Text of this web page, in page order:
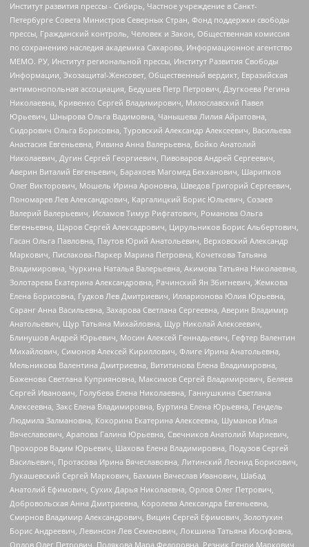
Институт развития прессы - Сибирь, Частное учреждение в Санкт-
Петербурге Совета Министров Северных Стран, Фонд поддержки свободы
прессы, Гражданский контроль, Человек и Закон, Общественная комиссия
по сохранению наследия академика Сахарова, Информационное агентство
МЕМО. РУ, Институт региональной прессы, Институт Развития Свободы
Информации, Экозащита!-Женсовет, Общественный вердикт, Евразийская
антимонопольная ассоциация, Бедушев Петр Петрович, Дзугкоева Регина
Николаевна, Кривенко Сергей Владимирович, Милославский Павел
Юрьевич, Шнырова Ольга Вадимовна, Чанышева Лилия Айратовна,
Сидорович Ольга Борисовна, Туровский Александр Алексеевич, Васильева
Анастасия Евгеньевна, Ривина Анна Валерьевна, Бойко Анатолий
Николаевич, Дугин Сергей Георгиевич, Пивоваров Андрей Сергеевич,
Аверин Виталий Евгеньевич, Барахоев Магомед Бекханович, Шарипков
Олег Викторович, Мошель Ирина Ароновна, Шведов Григорий Сергеевич,
Пономарев Лев Александрович, Каргалицкий Борис Юльевич, Созаев
Валерий Валерьевич, Исламов Тимур Рифгатович, Романова Ольга
Евгеньевна, Щаров Сергей Алексадрович, Цирульников Борис Альбертович,
Гасан Ольга Павловна, Паутов Юрий Анатольевич, Верховский Александр
Маркович, Пислакова-Паркер Марина Петровна, Кочеткова Татьяна
Владимировна, Чуркина Наталья Валерьевна, Акимова Татьяна Николаевна,
Золотарева Екатерина Александровна, Рачинский Ян Збигневич, Жемкова
Елена Борисовна, Гудков Лев Дмитриевич, Илларионова Юлия Юрьевна,
Саранг Анна Васильевна, Захарова Светлана Сергеевна, Аверин Владимир
Анатольевич, Щур Татьяна Михайловна, Щур Николай Алексеевич,
Блинушов Андрей Юрьевич, Мосин Алексей Геннадьевич, Гефтер Валентин
Михайлович, Симонов Алексей Кириллович, Флиге Ирина Анатольевна,
Мельникова Валентина Дмитриевна, Вититинова Елена Владимировна,
Баженова Светлана Куприяновна, Максимов Сергей Владимирович, Беляев
Сергей Иванович, Голубева Елена Николаевна, Ганнушкина Светлана
Алексеевна, Закс Елена Владимировна, Буртина Елена Юрьевна, Гендель
Людмила Залмановна, Кокорина Екатерина Алексеевна, Шуманов Илья
Вячеславович, Арапова Галина Юрьевна, Свечников Анатолий Мариевич,
Прохоров Вадим Юрьевич, Шахова Елена Владимировна, Подузов Сергей
Васильевич, Протасова Ирина Вячеславовна, Литинский Леонид Борисович,
Лукашевский Сергей Маркович, Бахмин Вячеслав Иванович, Шабад
Анатолий Ефимович, Сухих Дарья Николаевна, Орлов Олег Петрович,
Добровольская Анна Дмитриевна, Королева Александра Евгеньевна,
Смирнов Владимир Александрович, Вицин Сергей Ефимович, Золотухин
Борис Андреевич, Левинсон Лев Семенович, Локшина Татьяна Иосифовна,
Орлов Олег Петрович, Полякова Мара Федоровна, Резник Генри Маркович,